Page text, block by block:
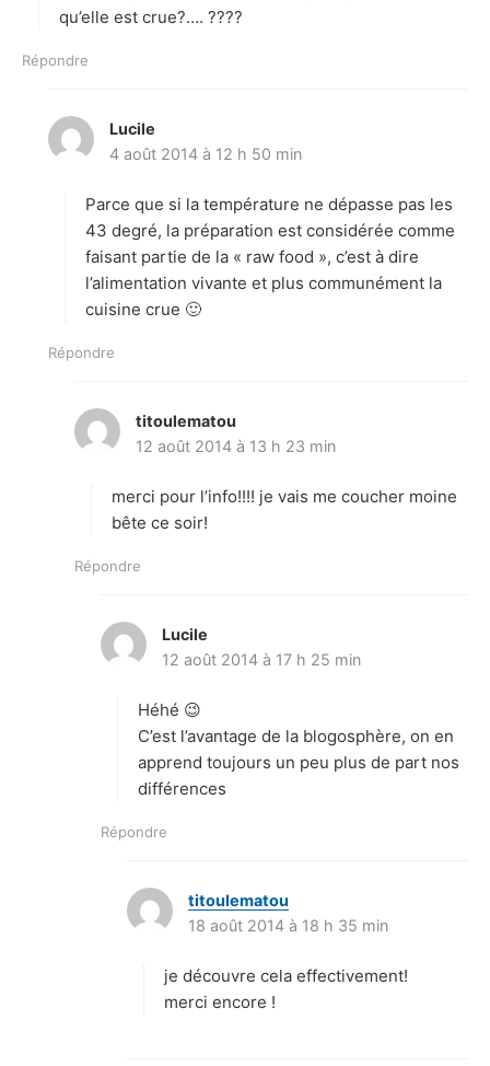
:
qu’elle est crue?…. ????
Répondre
Lucile
i
:
4 août 2014 à 12 h 50 min
Parce que si la température ne dépasse pas les
43 degré, la préparation est considérée comme
faisant partie de la « raw food », c’est à dire
l’alimentation vivante et plus communément la
cuisine crue 🙂
Répondre
titoulematou
i
12 août 2014 à 13 h 23 min
merci pour l’info!!!! je vais me coucher moine
bête ce soir!
Répondre
Lucile
i
:
12 août 2014 à 17 h 25 min
Héhé 😉
C’est l’avantage de la blogosphère, on en
apprend toujours un peu plus de part nos
différences
Répondre
titoulematou
i
18 août 2014 à 18 h 35 min
je découvre cela effectivement!
merci encore !